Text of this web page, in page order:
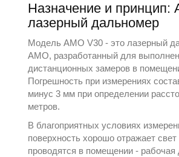
Назначение и
лазерный дальномер
Модель AMO V30 - это лазерный
AMO, разработанный для
дистанционных замеров в
Погрешность при измерениях
минус 3 мм при определении
метров.
В благоприятных условиях
поверхность хорошо отражает
проводятся в помещении - рабочая